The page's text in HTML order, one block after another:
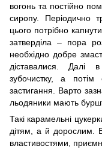
вогонь та постійно
сиропу. Періодично
цього потрібно
затверділа – пора
необхідно добре
діставалися. Далі
зубочистку, а
застигання. Варто
льодяники мають
Такі карамельні
дітям, а й дорослим.
властивостями,